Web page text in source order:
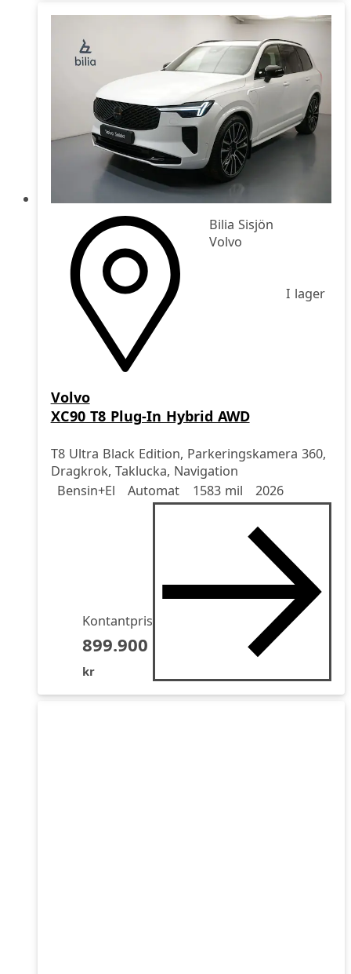
Bilia Sisjön
Volvo
I lager
Volvo
XC90 T8 Plug-In Hybrid AWD
T8 Ultra Black Edition, Parkeringskamera 360,
Dragkrok, Taklucka, Navigation
Drivmedel
Bensin+El
Drivmedel Automat
Miltal 1583 mil
årsmodell 2026
Kontantpris
899.900
kr